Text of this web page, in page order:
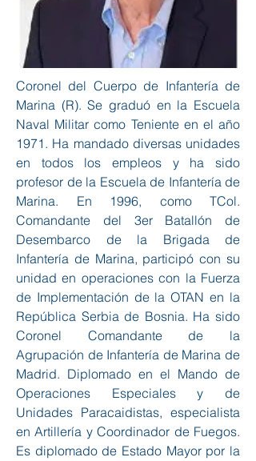
Coronel del Cuerpo de Infantería de
Marina (R). Se graduó en la Escuela
Naval Militar como Teniente en el año
1971. Ha mandado diversas unidades
en todos los empleos y ha sido
profesor de la Escuela de Infantería de
Marina. En 1996, como TCol.
Comandante del 3er Batallón de
Desembarco de la Brigada de
Infantería de Marina, participó con su
unidad en operaciones con la Fuerza
de Implementación de la OTAN en la
República Serbia de Bosnia. Ha sido
Coronel Comandante de la
Agrupación de Infantería de Marina de
Madrid. Diplomado en el Mando de
Operaciones Especiales y de
Unidades Paracaidistas, especialista
en Artillería y Coordinador de Fuegos.
Es diplomado de Estado Mayor por la